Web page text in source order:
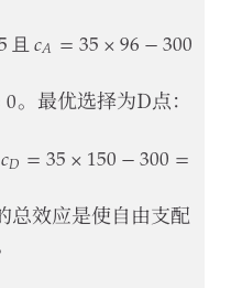
且 𝑐𝐴=35×96−300
且cA=35×96− 300=3
0。最优选择为D点：
𝑐𝐷=35×150−300=
cD 35× 150− 300=
总效应是使自由支配